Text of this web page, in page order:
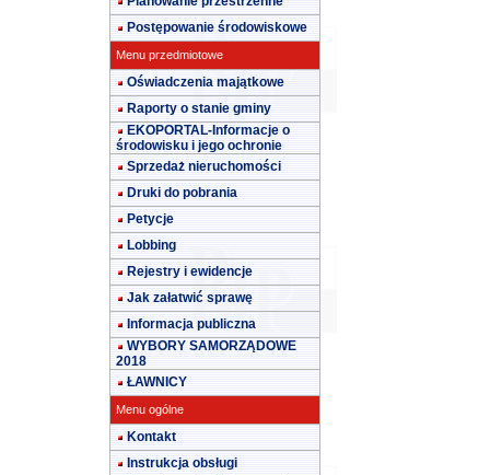
Postępowanie środowiskowe
Menu przedmiotowe
Oświadczenia majątkowe
Raporty o stanie gminy
EKOPORTAL-Informacje o
środowisku i jego ochronie
Sprzedaż nieruchomości
Druki do pobrania
Petycje
Lobbing
Rejestry i ewidencje
Jak załatwić sprawę
Informacja publiczna
WYBORY SAMORZĄDOWE
2018
ŁAWNICY
Menu ogólne
Kontakt
Instrukcja obsługi